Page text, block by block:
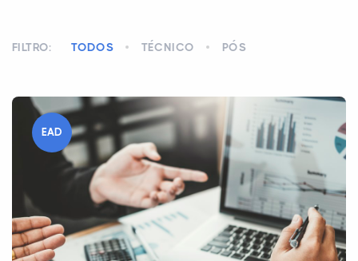
FILTRO: TODOS TÉCNICO PÓS
EAD